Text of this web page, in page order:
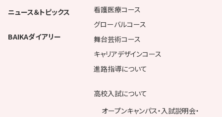
ニュース＆トピックス
BAIKAダイアリー
看護医療コース
グローバルコース
舞台芸術コース
キャリアデザインコース
進路指導について
高校入試について
オープンキャンパス・入試説明会・